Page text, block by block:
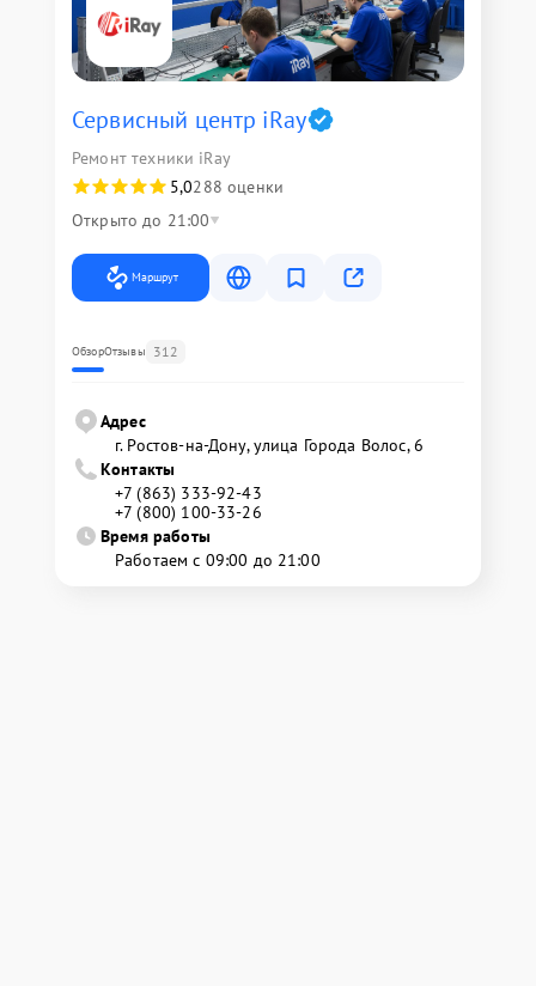
Сервисный центр iRay
Ремонт техники iRay
5,0288 оценки
Открыто до 21:00
Маршрут
ОбзорОтзывы 312
Адрес
г. Ростов-на-Дону, улица Города Волос, 6
Контакты
+7 (863) 333-92-43
+7 (800) 100-33-26
Время работы
Работаем с 09:00 до 21:00